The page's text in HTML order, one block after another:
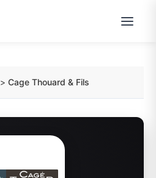
>Cage Thouard & Fils